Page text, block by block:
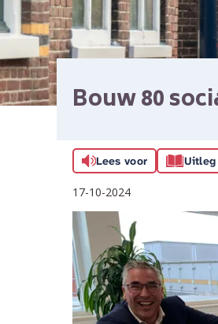
Bouw 80
Lees voor Uitleg
17-10-2024